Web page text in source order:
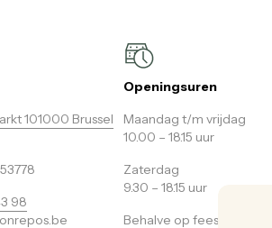
101000 Brussel
98
Openingsuren
Maandag t/m vrijdag
10.00 – 18.15 uur
Zaterdag
9.30 – 18.15 uur
Behalve op feestdagen